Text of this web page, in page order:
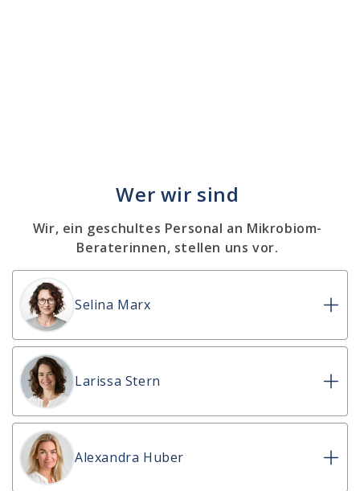
Wer wir sind
Wir, ein geschultes Personal an Mikrobiom-
Beraterinnen, stellen uns vor.
Selina Marx
Larissa Stern
Alexandra Huber